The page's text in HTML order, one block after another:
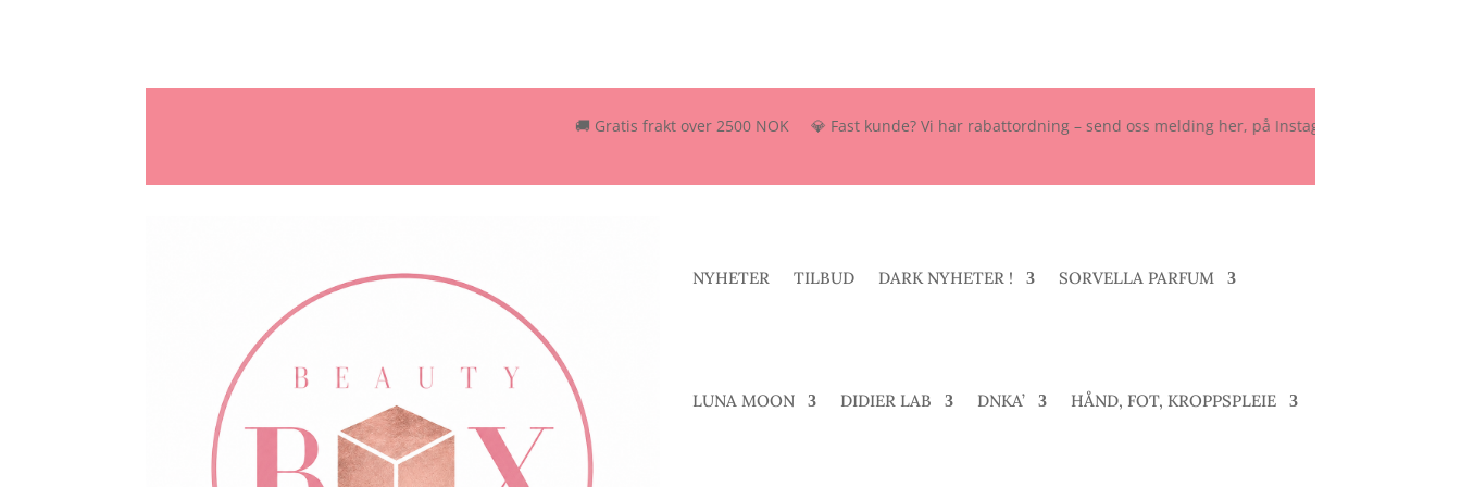
🚚 Gratis frakt over 2500 NOK 💎 Fast kunde? Vi har rabattordning – send oss melding her, på Instagram eller Facebook.
NYHETER TILBUD DARK NYHETER ! SORVELLA PARFUM
LUNA MOON DIDIER LAB DNKA’ HÅND, FOT, KROPPSPLEIE